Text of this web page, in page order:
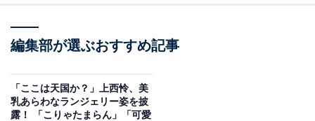
編集部が選ぶおすすめ記事
「ここは天国か？」上西怜、美
乳あらわなランジェリー姿を披
露！ 「こりゃたまらん」「可愛